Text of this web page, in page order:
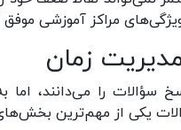
مراکز آموزشی
زمان
سؤالات را می‌دانند،
یکی از مهم‌ترین